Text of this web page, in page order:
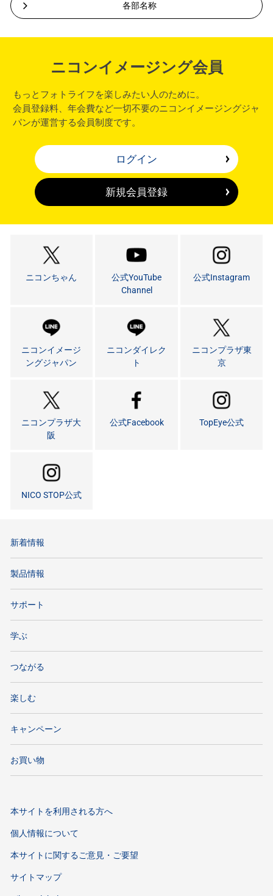
各部名称
ニコンイメージング会員
もっとフォトライフを楽しみたい人のために。
会員登録料、年会費など一切不要のニコンイメージングジャ
パンが運営する会員制度です。
ログイン
新規会員登録
ニコンちゃん
公式YouTube
Channel
公式Instagram
ニコンイメージ
ングジャパン
ニコンダイレク
ト
ニコンプラザ東
京
ニコンプラザ大
阪
公式Facebook TopEye公式
NICO STOP公式
新着情報
製品情報
サポート
学ぶ
つながる
楽しむ
キャンペーン
お買い物
本サイトを利用される方へ
個人情報について
本サイトに関するご意見・ご要望
サイトマップ